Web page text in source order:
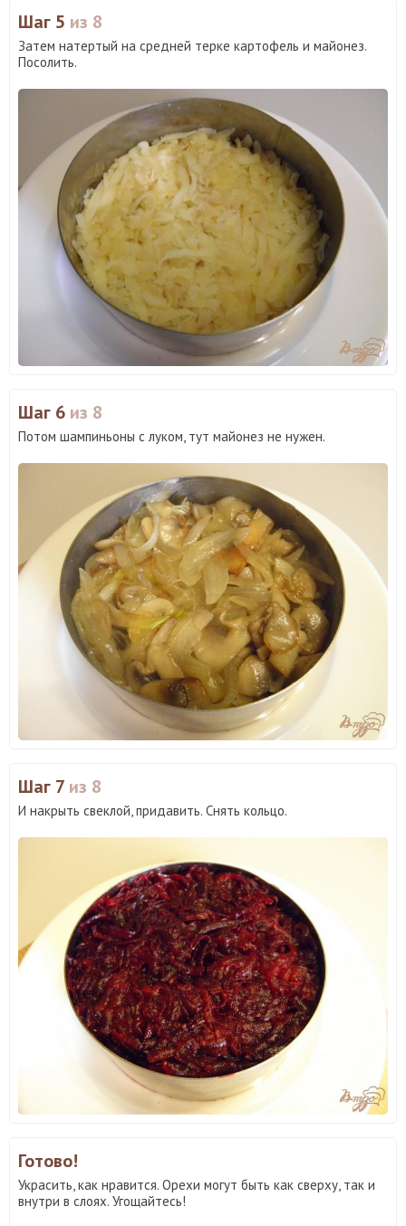
Шаг 5 из 8
Затем натертый на средней терке картофель и майонез.
Посолить.
Шаг 6 из 8
Потом шампиньоны с луком, тут майонез не нужен.
Шаг 7 из 8
И накрыть свеклой, придавить. Снять кольцо.
Готово!
Украсить, как нравится. Орехи могут быть как сверху, так и
внутри в слоях. Угощайтесь!